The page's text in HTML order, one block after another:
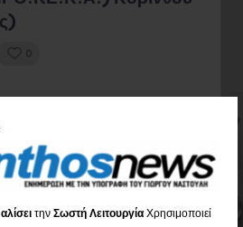
την Σωστή ΛειτουργίαΧρησιμοποιεί
0